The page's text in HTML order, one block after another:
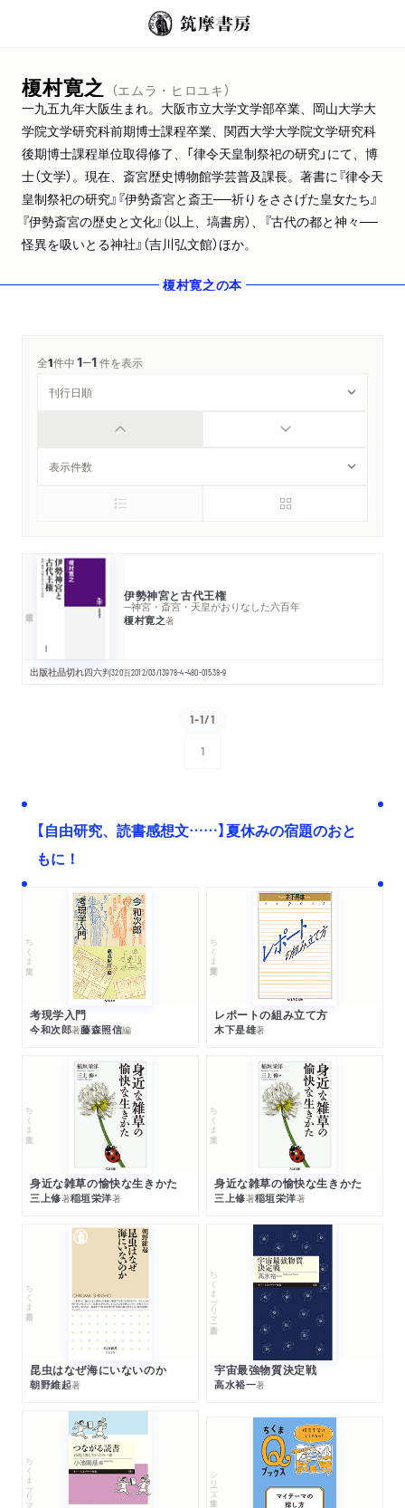
榎村寛之 （エムラ・ヒロユキ）
一九五九年大阪生まれ。大阪市立大学文学部卒業、岡山大学大
学院文学研究科前期博士課程卒業、関西大学大学院文学研究科
後期博士課程単位取得修了、「律令天皇制祭祀の研究」にて、博
士（文学）。現在、斎宮歴史博物館学芸普及課長。著書に『律令天
皇制祭祀の研究』『伊勢斎宮と斎王──祈りをささげた皇女たち』
『伊勢斎宮の歴史と文化』（以上、塙書房）、『古代の都と神々──
怪異を吸いとる神社』（吉川弘文館）ほか。
榎村寛之の本
全1件中1─1件を表示
伊勢神宮と古代王権
─神宮・斎宮・天皇がおりなした六百年
榎村寛之著
出版社品切れ四六判320頁2012/03/13978-4-480-01538-9
1-1/1
1
【自由研究、読書感想文……】夏休みの宿題のおと
もに！
ちくま文庫
考現学入門
今和次郎著藤森照信編
ちくま学芸文庫
レポートの組み立て方
木下是雄著
ちくま文庫
身近な雑草の愉快な生きかた
三上修著稲垣栄洋著
ちくま文庫
身近な雑草の愉快な生きかた
三上修著稲垣栄洋著
ちくま新書
昆虫はなぜ海にいないのか
朝野維起著
ちくまプリマー新書
宇宙最強物質決定戦
高水裕一著
ちくまプリマー新書 シリーズ・全集